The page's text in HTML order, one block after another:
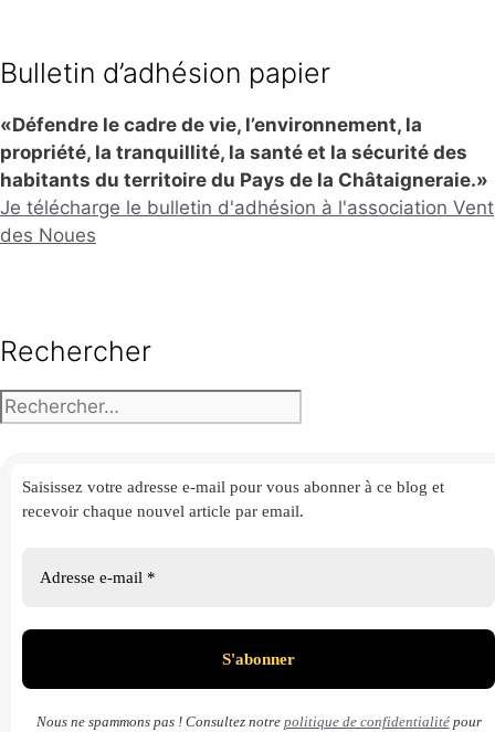
Bulletin d’adhésion papier
«Défendre le cadre de vie, l’environnement, la
propriété, la tranquillité, la santé et la sécurité des
habitants du territoire du Pays de la Châtaigneraie.»
Je télécharge le bulletin d'adhésion à l'association Vent
des Noues
Rechercher
Rechercher :
Saisissez votre adresse e-mail pour vous abonner à ce blog et
recevoir chaque nouvel article par email.
Nous ne spammons pas ! Consultez notre politique de confidentialitépour